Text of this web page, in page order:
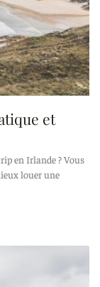
et
en Irlande ? Vous
louer une